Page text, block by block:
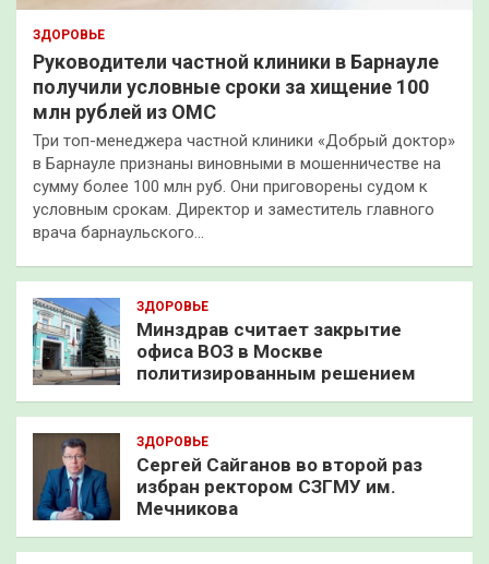
ЗДОРОВЬЕ
Руководители частной клиники в Барнауле
получили условные сроки за хищение 100
млн рублей из ОМС
Три топ-менеджера частной клиники «Добрый доктор»
в Барнауле признаны виновными в мошенничестве на
сумму более 100 млн руб. Они приговорены судом к
условным срокам. Директор и заместитель главного
врача барнаульского…
ЗДОРОВЬЕ
Минздрав считает закрытие
офиса ВОЗ в Москве
политизированным решением
ЗДОРОВЬЕ
Сергей Сайганов во второй раз
избран ректором СЗГМУ им.
Мечникова